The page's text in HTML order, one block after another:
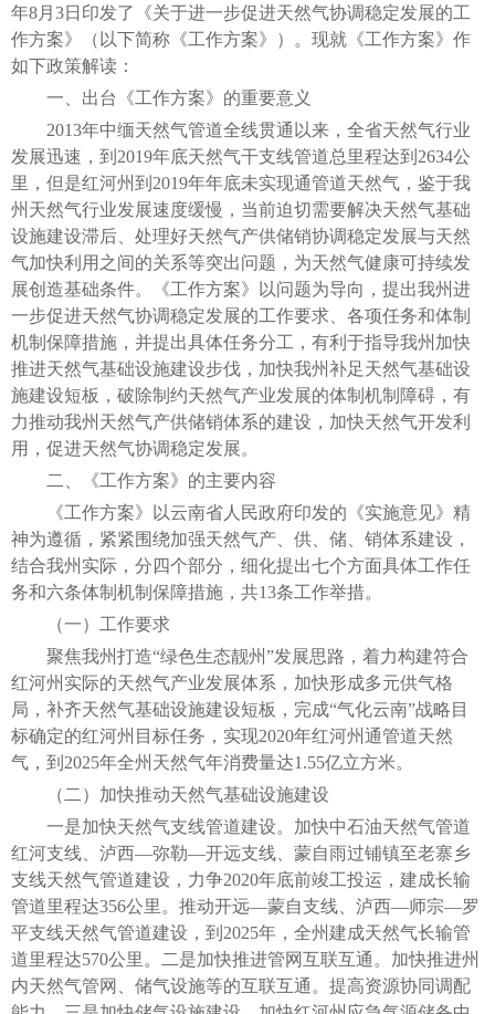
年8月3日印发了《关于进一步促进天然气协调稳定发展的工
作方案》（以下简称《工作方案》）。现就《工作方案》作
如下政策解读：
一、出台《工作方案》的重要意义
2013年中缅天然气管道全线贯通以来，全省天然气行业
发展迅速，到2019年底天然气干支线管道总里程达到2634公
里，但是红河州到2019年年底未实现通管道天然气，鉴于我
州天然气行业发展速度缓慢，当前迫切需要解决天然气基础
设施建设滞后、处理好天然气产供储销协调稳定发展与天然
气加快利用之间的关系等突出问题，为天然气健康可持续发
展创造基础条件。《工作方案》以问题为导向，提出我州进
一步促进天然气协调稳定发展的工作要求、各项任务和体制
机制保障措施，并提出具体任务分工，有利于指导我州加快
推进天然气基础设施建设步伐，加快我州补足天然气基础设
施建设短板，破除制约天然气产业发展的体制机制障碍，有
力推动我州天然气产供储销体系的建设，加快天然气开发利
用，促进天然气协调稳定发展。
二、《工作方案》的主要内容
《工作方案》以云南省人民政府印发的《实施意见》精
神为遵循，紧紧围绕加强天然气产、供、储、销体系建设，
结合我州实际，分四个部分，细化提出七个方面具体工作任
务和六条体制机制保障措施，共13条工作举措。
（一）工作要求
聚焦我州打造“绿色生态靓州”发展思路，着力构建符合
红河州实际的天然气产业发展体系，加快形成多元供气格
局，补齐天然气基础设施建设短板，完成“气化云南”战略目
标确定的红河州目标任务，实现2020年红河州通管道天然
气，到2025年全州天然气年消费量达1.55亿立方米。
（二）加快推动天然气基础设施建设
一是加快天然气支线管道建设。加快中石油天然气管道
红河支线、泸西—弥勒—开远支线、蒙自雨过铺镇至老寨乡
支线天然气管道建设，力争2020年底前竣工投运，建成长输
管道里程达356公里。推动开远—蒙自支线、泸西—师宗—罗
平支线天然气管道建设，到2025年，全州建成天然气长输管
道里程达570公里。二是加快推进管网互联互通。加快推进州
内天然气管网、储气设施等的互联互通。提高资源协同调配